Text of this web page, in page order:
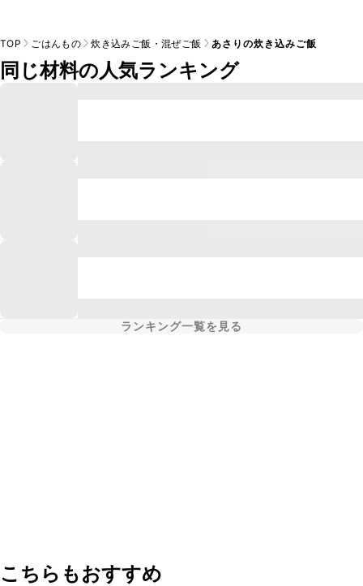
TOP ごはんもの 炊き込みご飯・混ぜご飯 あさりの炊き込みご飯
同じ材料の人気ランキング
ランキング一覧を見る
こちらもおすすめ